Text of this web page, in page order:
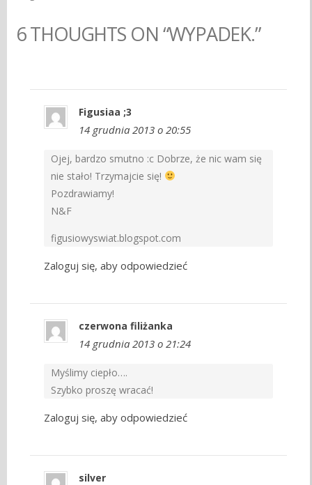
6 THOUGHTS ON “WYPADEK.”
Figusiaa ;3
14 grudnia 2013 o 20:55
Ojej, bardzo smutno :c Dobrze, że nic wam się
nie stało! Trzymajcie się!
Pozdrawiamy!
N&F
figusiowyswiat.blogspot.com
Zaloguj się, aby odpowiedzieć
czerwona filiżanka
14 grudnia 2013 o 21:24
Myślimy ciepło….
Szybko proszę wracać!
Zaloguj się, aby odpowiedzieć
silver